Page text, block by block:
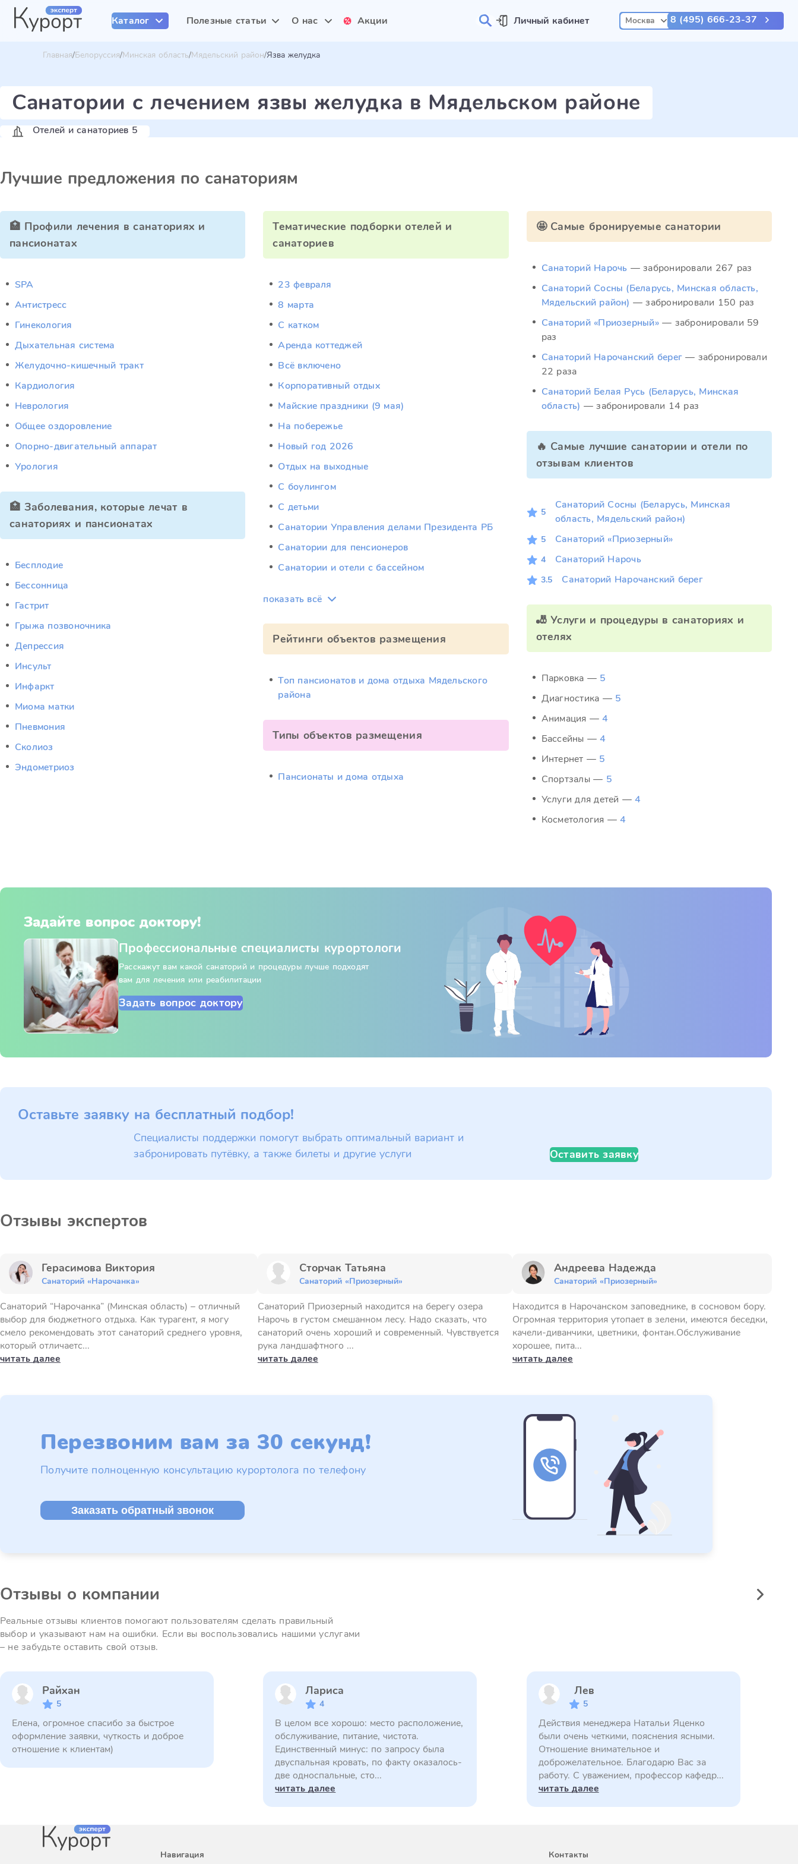
Каталог Полезные статьи О нас Акции Личный кабинет Москва 8 (495) 666-23-37
Главная Белоруссия Минская область Мядельский район Язва желудка
Санатории с лечением язвы желудка в Мядельском районе
Отелей и санаториев 5
Лучшие предложения по санаториям
🏥 Профили лечения в санаториях и
пансионатах
SPA
Антистресс
Гинекология
Дыхательная система
Желудочно-кишечный тракт
Кардиология
Неврология
Общее оздоровление
Опорно-двигательный аппарат
Урология
🏥 Заболевания, которые лечат в
санаториях и пансионатах
Бесплодие
Бессонница
Гастрит
Грыжа позвоночника
Депрессия
Инсульт
Инфаркт
Миома матки
Пневмония
Сколиоз
Эндометриоз
Тематические подборки отелей и
санаториев
23 февраля
8 марта
C катком
Аренда коттеджей
Всё включено
Корпоративный отдых
Майские праздники (9 мая)
На побережье
Новый год 2026
Отдых на выходные
С боулингом
С детьми
Санатории Управления делами Президента РБ
Санатории для пенсионеров
Санатории и отели с бассейном
показать всё
Рейтинги объектов размещения
Топ пансионатов и дома отдыха Мядельского
района
Типы объектов размещения
Пансионаты и дома отдыха
🤩 Самые бронируемые санатории
Санаторий Нарочь — забронировали 267 раз
Санаторий Сосны (Беларусь, Минская область,
Мядельский район) — забронировали 150 раз
Санаторий «Приозерный» — забронировали 59
раз
Санаторий Нарочанский берег — забронировали
22 раза
Санаторий Белая Русь (Беларусь, Минская
область) — забронировали 14 раз
🔥 Самые лучшие санатории и отели по
отзывам клиентов
5
Санаторий Сосны (Беларусь, Минская
область, Мядельский район)
5 Санаторий «Приозерный»
4 Санаторий Нарочь
3.5 Санаторий Нарочанский берег
🎳 Услуги и процедуры в санаториях и
отелях
Парковка — 5
Диагностика — 5
Анимация —4
Бассейны —4
Интернет — 5
Спортзалы — 5
Услуги для детей —4
Косметология —4
Задайте вопрос доктору!
Профессиональные специалисты курортологи
Расскажут вам какой санаторий и процедуры лучше подходят
вам для лечения или реабилитации
Задать вопрос доктору
Оставьте заявку на бесплатный подбор!
Специалисты поддержки помогут выбрать оптимальный вариант и
забронировать путёвку, а также билеты и другие услуги
Оставить заявку
Отзывы экспертов
Герасимова Виктория
Санаторий «Нарочанка»
Санаторий “Нарочанка” (Минская область) – отличный
выбор для бюджетного отдыха. Как турагент, я могу
смело рекомендовать этот санаторий среднего уровня,
который отличаетс...
читать далее
Сторчак Татьяна
Санаторий «Приозерный»
Санаторий Приозерный находится на берегу озера
Нарочь в густом смешанном лесу. Надо сказать, что
санаторий очень хороший и современный. Чувствуется
рука ландшафтного ...
читать далее
Андреева Надежда
Санаторий «Приозерный»
Находится в Нарочанском заповеднике, в сосновом бору.
Огромная территория утопает в зелени, имеются беседки,
качели-диванчики, цветники, фонтан.Обслуживание
хорошее, пита...
читать далее
Перезвоним вам за 30 секунд!
Получите полноценную консультацию курортолога по телефону
Заказать обратный звонок
Отзывы о компании
Реальные отзывы клиентов помогают пользователям сделать правильный
выбор и указывают нам на ошибки. Если вы воспользовались нашими услугами
– не забудьте оставить свой отзыв.
Райхан
5
Елена, огромное спасибо за быстрое
оформление заявки, чуткость и доброе
отношение к клиентам)
Лариса
4
В целом все хорошо: место расположение,
обслуживание, питание, чистота.
Единственный минус: по запросу была
двуспальная кровать, по факту оказалось-
две односпальные, сто...
читать далее
Лев
5
Действия менеджера Натальи Яценко
были очень четкими, пояснения ясными.
Отношение внимательное и
доброжелательное. Благодарю Вас за
работу. С уважением, профессор кафедр...
читать далее
Навигация Контакты